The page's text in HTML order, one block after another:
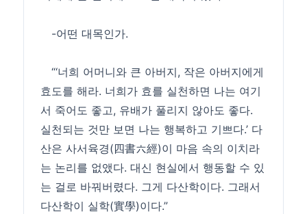
-어떤 대목인가.
“‘너희 어머니와 큰 아버지, 작은 아버지에게
효도를 해라. 너희가 효를 실천하면 나는 여기
서 죽어도 좋고, 유배가 풀리지 않아도 좋다.
실천되는 것만 보면 나는 행복하고 기쁘다.’ 다
산은 사서육경(四書六經)이 마음 속의 이치라
는 논리를 없앴다. 대신 현실에서 행동할 수 있
는 걸로 바꿔버렸다. 그게 다산학이다. 그래서
다산학이 실학(實學)이다.”